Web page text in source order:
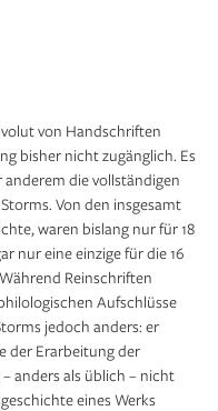
von Handschriften
bisher nicht zugänglich. Es
die vollständigen
Von den insgesamt
waren bislang nur für 18
nur eine einzige für die 16
Reinschriften
Aufschlüsse
jedoch anders: er
der Erarbeitung der
anders als üblich – nicht
eines Werks